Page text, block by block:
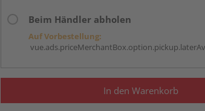
Beim Händler abholen
Auf Vorbestellung:
In den Warenkorb